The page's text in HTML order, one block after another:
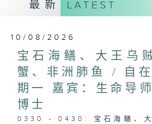
#香港电台文教组
最新 LATEST
10/08/2026
宝石海鳝、大王乌
蟹、非洲肺鱼 / 自
期一 嘉宾：生命导
博士
0330 - 0430: 宝石海鳝、大